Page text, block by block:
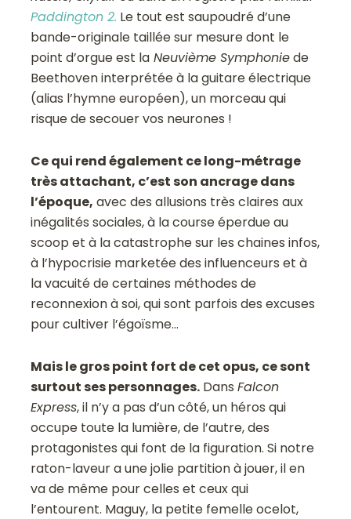
Paddington 2. Le tout est saupoudré d’une
bande-originale taillée sur mesure dont le
point d’orgue est la Neuvième Symphoniede
Beethoven interprétée à la guitare électrique
(alias l’hymne européen), un morceau qui
risque de secouer vos neurones !
Ce qui rend également ce long-métrage
très attachant, c’est son ancrage dans
l’époque, avec des allusions très claires aux
inégalités sociales, à la course éperdue au
scoop et à la catastrophe sur les chaines infos,
à l’hypocrisie marketée des influenceurs et à
la vacuité de certaines méthodes de
reconnexion à soi, qui sont parfois des excuses
pour cultiver l’égoïsme…
Mais le gros point fort de cet opus, ce sont
surtout ses personnages. DansFalcon
Express, il n’y a pas d’un côté, un héros qui
occupe toute la lumière, de l’autre, des
protagonistes qui font de la figuration. Si notre
raton-laveur a une jolie partition à jouer, il en
va de même pour celles et ceux qui
l’entourent. Maguy, la petite femelle ocelot,